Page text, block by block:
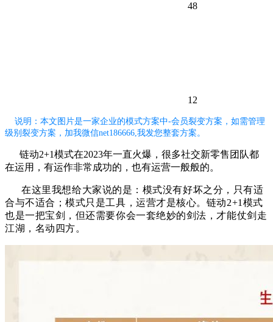
48
12
说明：本文图片是一家企业的模式方案中-会员裂变方案，如需管理
级别裂变方案，加我微信net186666,我发您整套方案。
链动2+1模式在2023年一直火爆，很多社交新零售团队都
在运用，有运作非常成功的，也有运营一般般的。
在这里我想给大家说的是：模式没有好坏之分，只有适
合与不适合；模式只是工具，运营才是核心。链动2+1模式
也是一把宝剑，但还需要你会一套绝妙的剑法，才能仗剑走
江湖，名动四方。